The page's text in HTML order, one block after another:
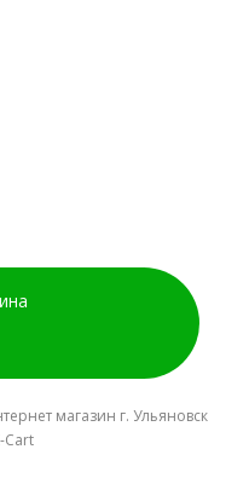
магазин г. Ульяновск
Cart